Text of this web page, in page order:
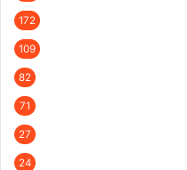
172
109
82
71
27
24